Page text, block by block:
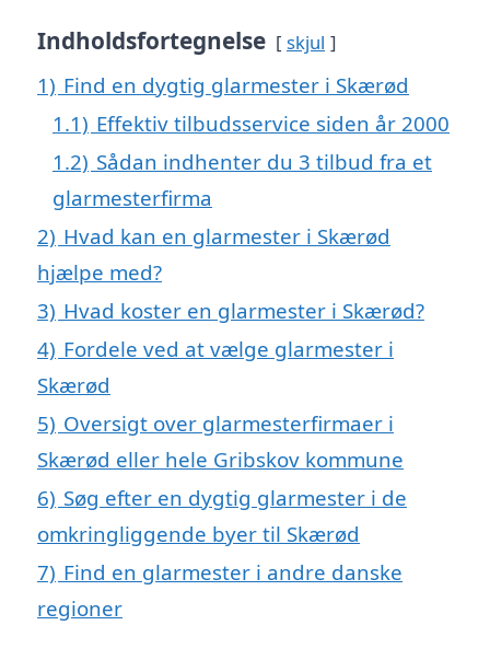
Indholdsfortegnelse skjul
1) Find en dygtig glarmester i Skærød
1.1) Effektiv tilbudsservice siden år 2000
1.2) Sådan indhenter du 3 tilbud fra et
glarmesterfirma
2) Hvad kan en glarmester i Skærød
hjælpe med?
3) Hvad koster en glarmester i Skærød?
4) Fordele ved at vælge glarmester i
Skærød
5) Oversigt over glarmesterfirmaer i
Skærød eller hele Gribskov kommune
6) Søg efter en dygtig glarmester i de
omkringliggende byer til Skærød
7) Find en glarmester i andre danske
regioner